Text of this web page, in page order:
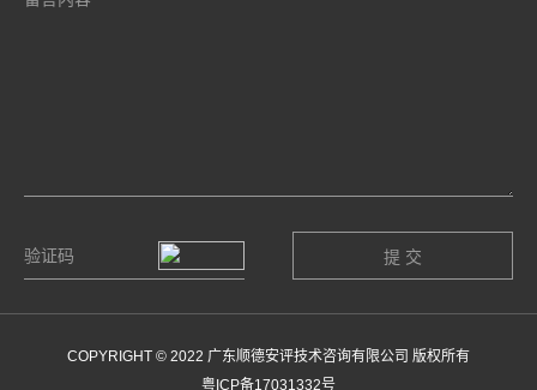
COPYRIGHT © 2022 广东顺德安评技术咨询有限公司 版权所有
粤ICP备17031332号